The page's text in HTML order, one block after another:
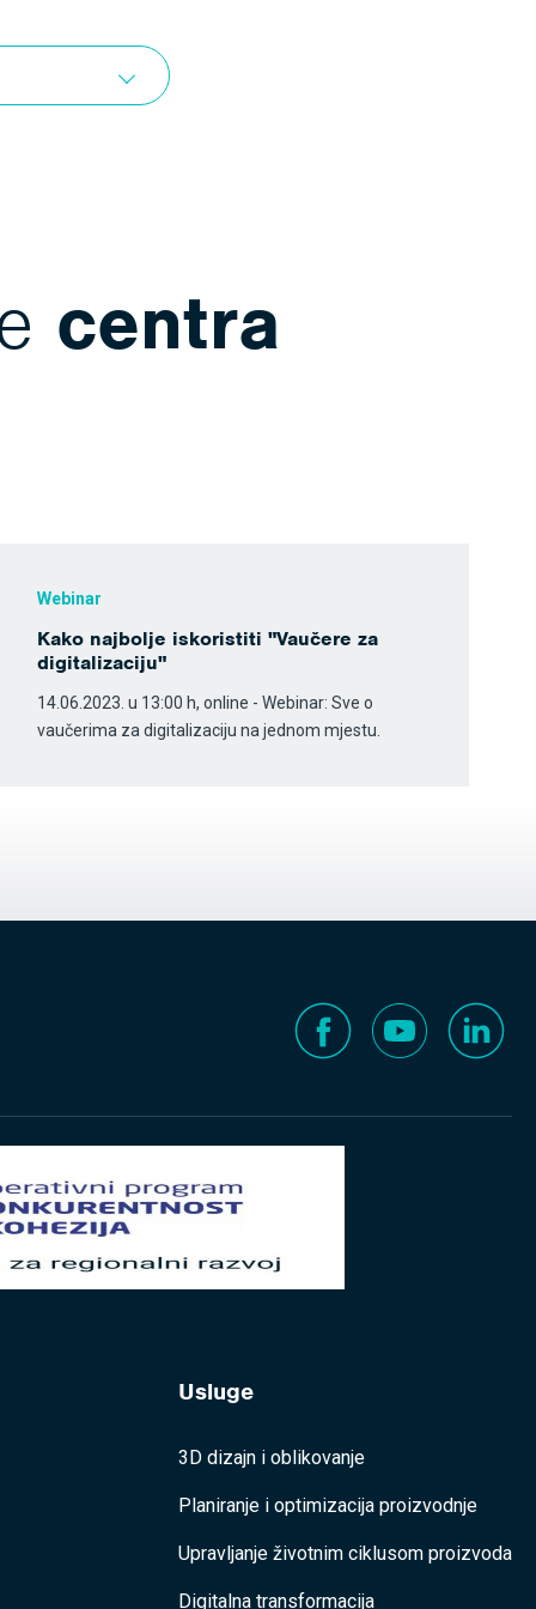
centra
Webinar
Kako najbolje iskoristiti "Vaučere za
digitalizaciju"
14.06.2023. u 13:00 h, online - Webinar: Sve o
vaučerima za digitalizaciju na jednom mjestu.
Usluge
3D dizajn i oblikovanje
Planiranje i optimizacija proizvodnje
Upravljanje životnim ciklusom proizvoda
Digitalna transformacija